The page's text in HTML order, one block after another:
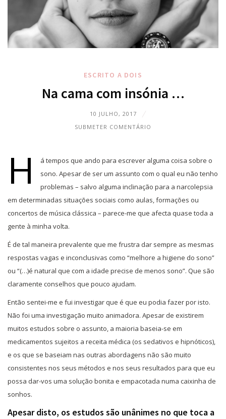
ESCRITO A DOIS
Na cama com insónia …
10 JULHO, 2017
SUBMETER COMENTÁRIO
H
á tempos que ando para escrever alguma coisa sobre o
sono. Apesar de ser um assunto com o qual eu não tenho
problemas – salvo alguma inclinação para a narcolepsia
em determinadas situações sociais como aulas, formações ou
concertos de música clássica – parece-me que afecta quase toda a
gente à minha volta.
É de tal maneira prevalente que me frustra dar sempre as mesmas
respostas vagas e inconclusivas como “melhore a higiene do sono”
ou “(…)é natural que com a idade precise de menos sono”. Que são
claramente conselhos que pouco ajudam.
Então sentei-me e fui investigar que é que eu podia fazer por isto.
Não foi uma investigação muito animadora. Apesar de existirem
muitos estudos sobre o assunto, a maioria baseia-se em
medicamentos sujeitos a receita médica (os sedativos e hipnóticos),
e os que se baseiam nas outras abordagens não são muito
consistentes nos seus métodos e nos seus resultados para que eu
possa dar-vos uma solução bonita e empacotada numa caixinha de
sonhos.
Apesar disto, os estudos são unânimes no que toca a